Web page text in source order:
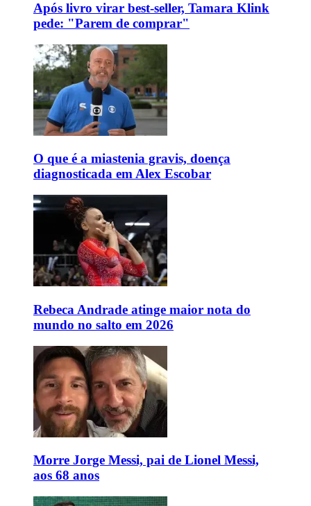
Após livro virar best-seller, Tamara Klink
pede: "Parem de comprar"
O que é a miastenia gravis, doença
diagnosticada em Alex Escobar
Rebeca Andrade atinge maior nota do
mundo no salto em 2026
Morre Jorge Messi, pai de Lionel Messi,
aos 68 anos